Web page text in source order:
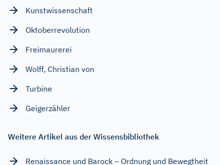
Kunstwissenschaft
Oktoberrevolution
Freimaurerei
Wolff, Christian von
Turbine
Geigerzähler
Weitere Artikel aus der Wissensbibliothek
Renaissance und Barock – Ordnung und Bewegtheit